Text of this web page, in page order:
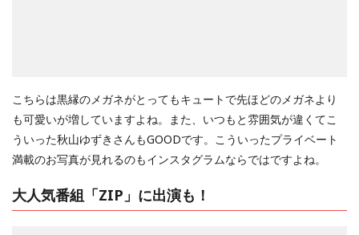
こちらは黒縁のメガネがとってもキュートで先ほどのメガネより
も可愛いが増していますよね。また、いつもと雰囲気が違くてこ
ういった秋山ゆずきさんもGOODです。こういったプライベート
満載のお写真が見れるのもインスタグラムならではですよね。
大人気番組「ZIP」に出演も！